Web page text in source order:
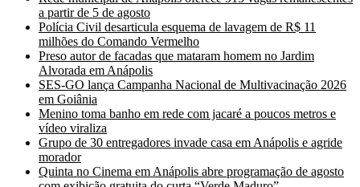
a partir de 5 de agosto
Polícia Civil desarticula esquema de lavagem de R$ 11
milhões do Comando Vermelho
Preso autor de facadas que mataram homem no Jardim
Alvorada em Anápolis
SES-GO lança Campanha Nacional de Multivacinação 2026
em Goiânia
Menino toma banho em rede com jacaré a poucos metros e
vídeo viraliza
Grupo de 30 entregadores invade casa em Anápolis e agride
morador
Quinta no Cinema em Anápolis abre programação de agosto